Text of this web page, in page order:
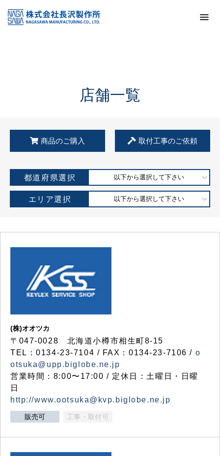
KSS加盟店・取扱店情報
店舗一覧
店舗一覧
商品のご購入 取付工事のご依頼
都道府県選択 以下から選択して下さい
エリア選択 以下から選択して下さい
(株)オオツカ
〒047-0028 北海道小樽市相生町8-15
TEL：0134-23-7104 / FAX：0134-23-7106 / o
otsuka@upp.biglobe.ne.jp
営業時間：8:00〜17:00 / 定休日：土曜日・日曜
日
http://www.ootsuka@kvp.biglobe.ne.jp
販売可 工事・取付可